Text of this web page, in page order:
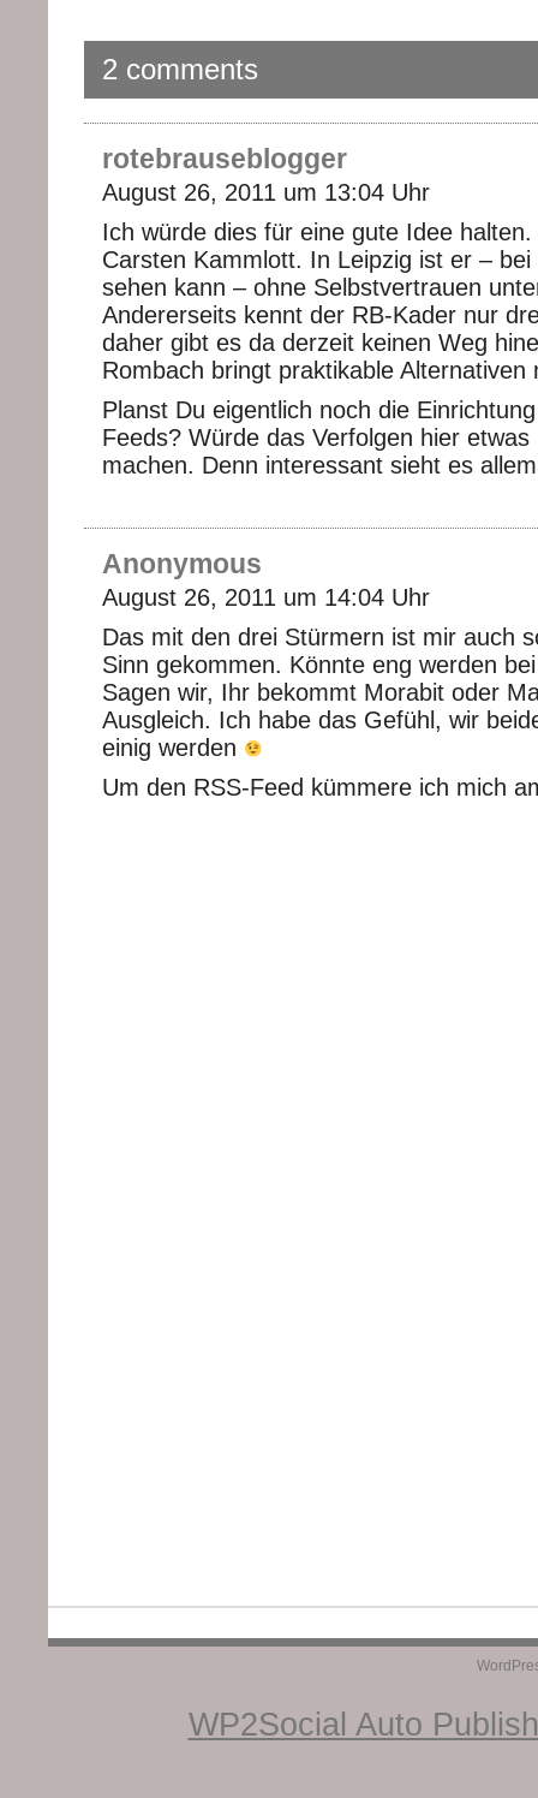
2 comments
rotebrauseblogger
August 26, 2011 um 13:04 Uhr
Ich würde dies für eine gute Idee
Carsten Kammlott. In Leipzig ist er –
sehen kann – ohne Selbstvertrauen
Andererseits kennt der RB-Kader nur
daher gibt es da derzeit keinen Weg
Rombach bringt praktikable Alternativen
Planst Du eigentlich noch die
Feeds? Würde das Verfolgen hier etwas
machen. Denn interessant sieht es
Anonymous
August 26, 2011 um 14:04 Uhr
Das mit den drei Stürmern ist mir auch
Sinn gekommen. Könnte eng werden
Sagen wir, Ihr bekommt Morabit oder
Ausgleich. Ich habe das Gefühl, wir
einig werden
Um den RSS-Feed kümmere ich mich
WP2Social Auto Publish